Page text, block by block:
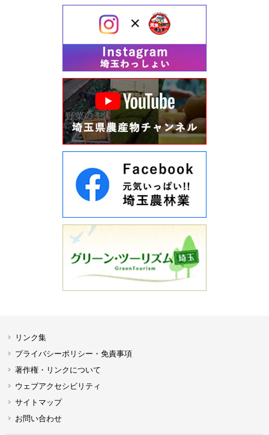
リンク集
プライバシーポリシー・免責事項
著作権・リンクについて
ウェブアクセシビリティ
サイトマップ
お問い合わせ